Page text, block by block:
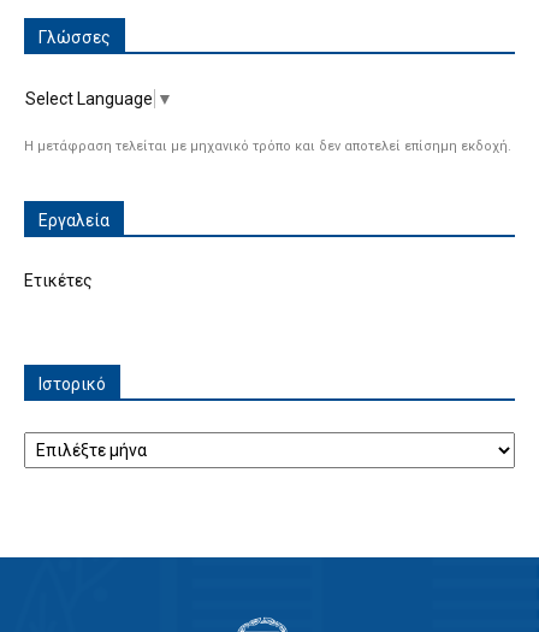
Γλώσσες
Select Language ▼
Η μετάφραση τελείται με μηχανικό τρόπο και δεν αποτελεί επίσημη εκδοχή.
Εργαλεία
Ετικέτες
Ιστορικό
Ιστορικό